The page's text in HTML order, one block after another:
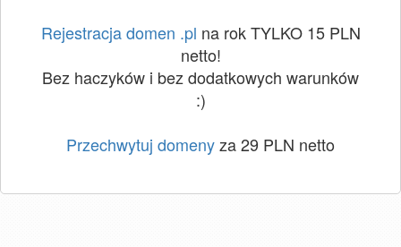
Rejestracja domen .pl na rok TYLKO 15 PLN
netto!
Bez haczyków i bez dodatkowych warunków
:)
Przechwytuj domenyza 29 PLN netto